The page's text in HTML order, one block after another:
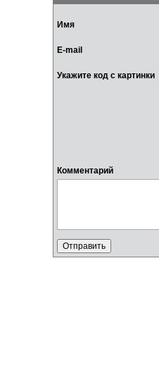
Имя
E-mail
Укажите код с картинки
Комментарий